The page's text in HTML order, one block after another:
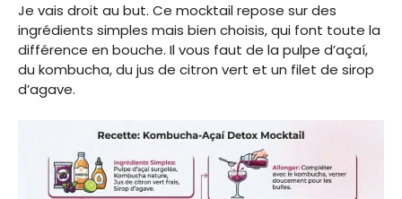
Je vais droit au but. Ce mocktail repose sur des
ingrédients simples mais bien choisis, qui font toute la
différence en bouche. Il vous faut de la pulpe d’açaí,
du kombucha, du jus de citron vert et un filet de sirop
d’agave.